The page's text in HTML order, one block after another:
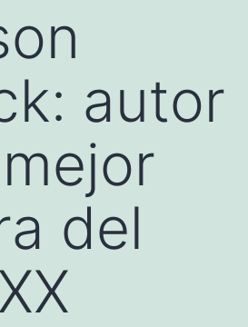
autor
del